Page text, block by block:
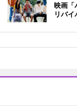
映画「
リバ